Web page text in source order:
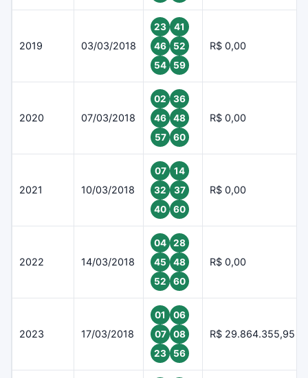
2019 03/03/2018
23
41
46
52
54
59
R$ 0,00
2020 07/03/2018
02
36
46
48
57
60
R$ 0,00
2021 10/03/2018
07
14
32
37
40
60
R$ 0,00
2022 14/03/2018
04
28
45
48
52
60
R$ 0,00
2023 17/03/2018
01
06
07
08
23
56
R$ 29.864.355,95